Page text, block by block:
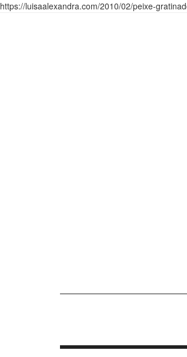
https://luisaalexandra.com/2010/02/peixe-